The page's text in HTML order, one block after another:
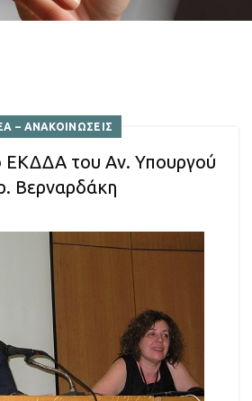
– ΑΝΑΚΟΙΝΩΣΕΙΣ
ΕΚΔΔΑ του Αν. Υπουργού
Βερναρδάκη